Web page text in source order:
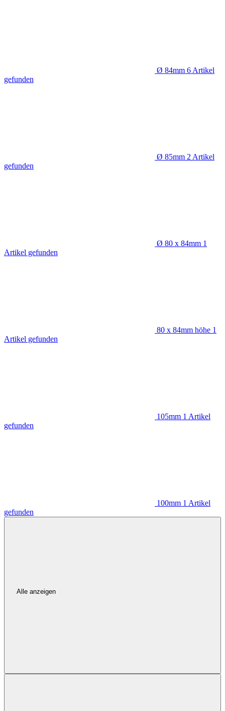
Ø 84mm 6 Artikel
gefunden
Ø 85mm 2 Artikel
gefunden
Ø 80 x 84mm 1
Artikel gefunden
80 x 84mm höhe 1
Artikel gefunden
105mm 1 Artikel
gefunden
100mm 1 Artikel
gefunden
Alle anzeigen